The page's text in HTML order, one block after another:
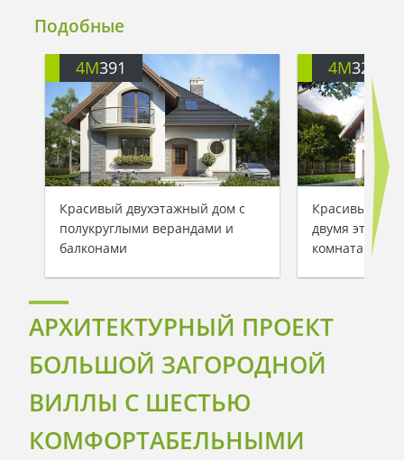
Подобные
4M391
Красивый двухэтажный дом с
полукруглыми верандами и
балконами
4M3200
Красивый
двумя
комнатами
АРХИТЕКТУРНЫЙ ПРОЕКТ
БОЛЬШОЙ ЗАГОРОДНОЙ
ВИЛЛЫ С ШЕСТЬЮ
КОМФОРТАБЕЛЬНЫМИ